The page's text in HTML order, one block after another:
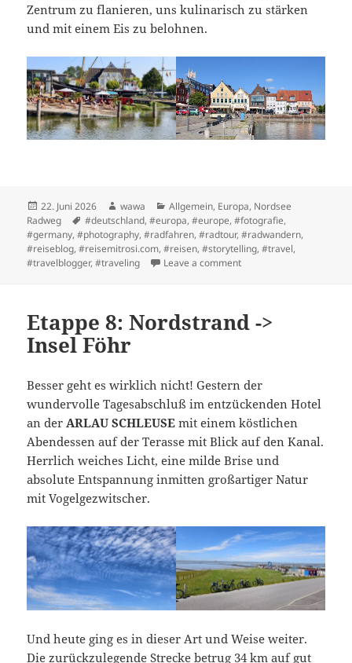
Zentrum zu flanieren, uns kulinarisch zu stärken
und mit einem Eis zu belohnen.
Posted
on
22. Juni 2026 Author
wawa Categories
Allgemein, Europa, Nordsee
Radweg
Tags
#deutschland,#europa,#europe,#fotografie,
#germany,#photography,#radfahren,#radtour,#radwandern,
#reiseblog,#reisemitrosi.com,#reisen,#storytelling,#travel,
#travelblogger,#traveling Leave a commenton Etappe 6: Sankt
Etappe 8: Nordstrand ->
Insel Föhr
Besser geht es wirklich nicht! Gestern der
wundervolle Tagesabschluß im entzückenden Hotel
an der ARLAU SCHLEUSE mit einem köstlichen
Abendessen auf der Terasse mit Blick auf den Kanal.
Herrlich weiches Licht, eine milde Brise und
absolute Entspannung inmitten großartiger Natur
mit Vogelgezwitscher.
Und heute ging es in dieser Art und Weise weiter.
Die zurückzulegende Strecke betrug 34 km auf gut